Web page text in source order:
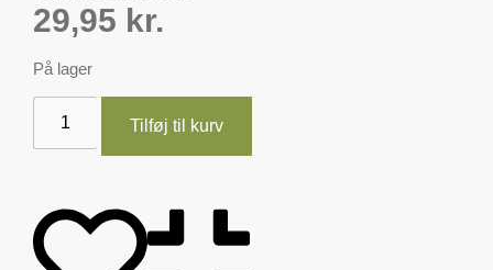
29,95 kr.
På lager
Tilføj til kurv